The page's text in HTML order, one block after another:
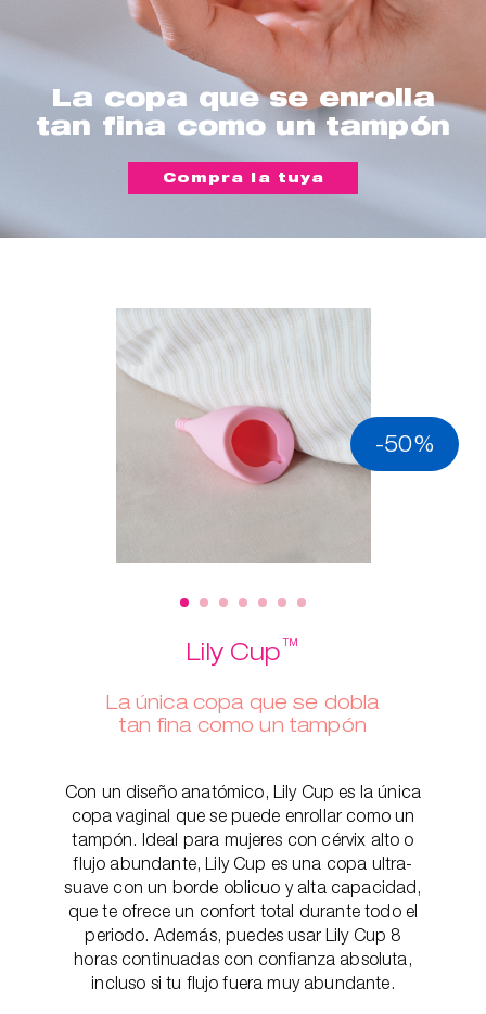
La copa que se enrolla
tan fina como un tampón
Compra la tuya
-50%
Lily Cup™
La única copa que se dobla
tan fina como un tampón
Con un diseño anatómico, Lily Cup es la única
copa vaginal que se puede enrollar como un
tampón. Ideal para mujeres con cérvix alto o
flujo abundante, Lily Cup es una copa ultra-
suave con un borde oblicuo y alta capacidad,
que te ofrece un confort total durante todo el
periodo. Además, puedes usar Lily Cup 8
horas continuadas con confianza absoluta,
incluso si tu flujo fuera muy abundante.